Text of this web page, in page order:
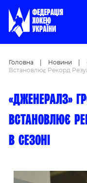
Головна Новини
Встановлює Рекорд
«Дженералз»
встановлює
в сезоні